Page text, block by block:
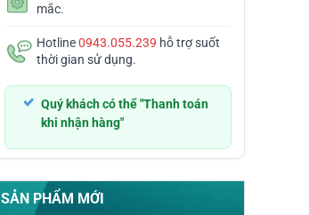
mắc.
Hotline0943.055.239 hỗ trợ suốt
thời gian sử dụng.
Quý khách có thể "Thanh toán
khi nhận hàng"
SẢN PHẨM MỚI